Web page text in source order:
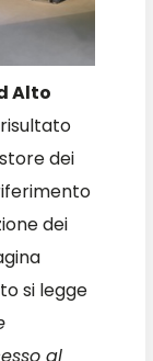
Alto
dei
dei
si legge